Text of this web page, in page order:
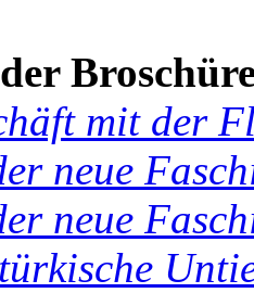
mit der
neue
neue